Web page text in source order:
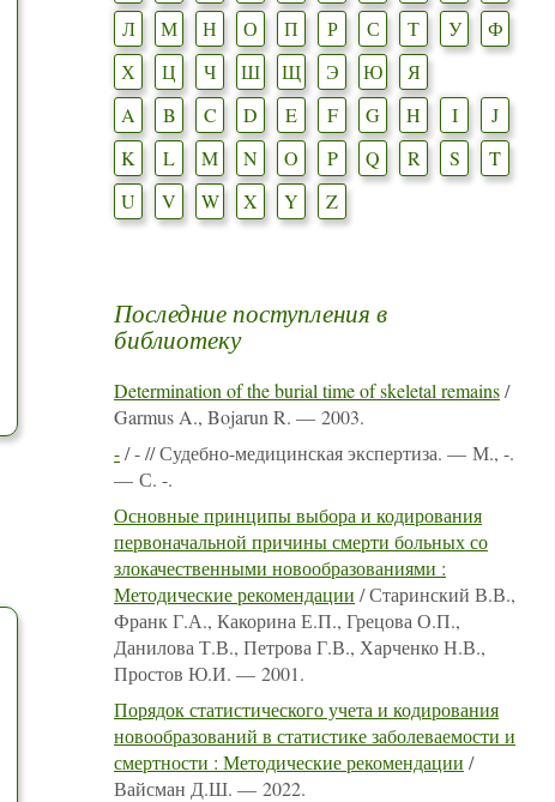
Л
М Н О П Р С Т У
Ф
Х
Ц Ч Ш Щ Э Ю
Я
A
B C D E F G H I
J
K
L M N O P Q R S
T
U
V W X Y Z
Последние поступления в
библиотеку
Determination of the burial time of skeletal remains/
Garmus A., Bojarun R. — 2003.
-/ - // Судебно-медицинская экспертиза. — М., -.
— С. -.
Основные принципы выбора и кодирования
первоначальной причины смерти больных со
злокачественными новообразованиями :
Методические рекомендации / Старинский В.В.,
Франк Г.А., Какорина Е.П., Грецова О.П.,
Данилова Т.В., Петрова Г.В., Харченко Н.В.,
Простов Ю.И. — 2001.
Порядок статистического учета и кодирования
новообразований в статистике заболеваемости и
смертности : Методические рекомендации /
Вайсман Д.Ш. — 2022.